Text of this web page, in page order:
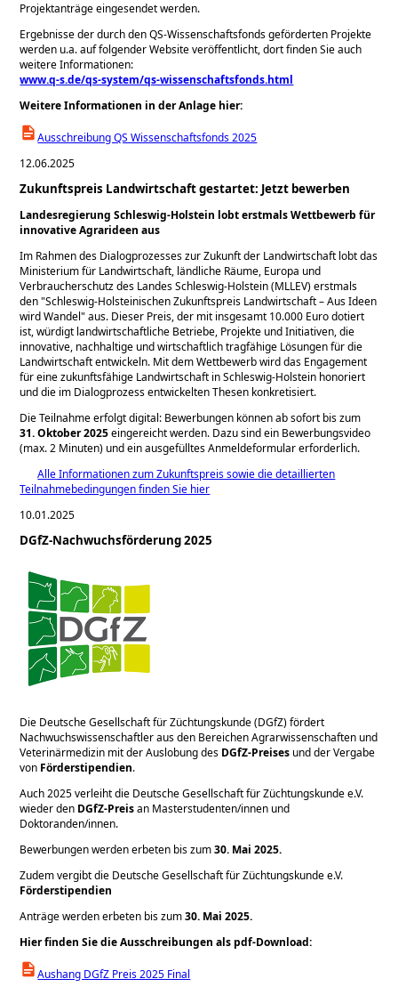
Projektanträge eingesendet werden.
Ergebnisse der durch den QS-Wissenschaftsfonds geförderten Projekte
werden u.a. auf folgender Website veröffentlicht, dort finden Sie auch
weitere Informationen:
www.q-s.de/qs-system/qs-wissenschaftsfonds.html
Weitere Informationen in der Anlage hier:
Ausschreibung QS Wissenschaftsfonds 2025
12.06.2025
Zukunftspreis Landwirtschaft gestartet: Jetzt bewerben
Landesregierung Schleswig-Holstein lobt erstmals Wettbewerb für
innovative Agrarideen aus
Im Rahmen des Dialogprozesses zur Zukunft der Landwirtschaft lobt das
Ministerium für Landwirtschaft, ländliche Räume, Europa und
Verbraucherschutz des Landes Schleswig-Holstein (MLLEV) erstmals
den Schleswig-Holsteinischen Zukunftspreis Landwirtschaft – Aus Ideen
wird Wandel aus. Dieser Preis, der mit insgesamt 10.000 Euro dotiert
ist, würdigt landwirtschaftliche Betriebe, Projekte und Initiativen, die
innovative, nachhaltige und wirtschaftlich tragfähige Lösungen für die
Landwirtschaft entwickeln. Mit dem Wettbewerb wird das Engagement
für eine zukunftsfähige Landwirtschaft in Schleswig-Holstein honoriert
und die im Dialogprozess entwickelten Thesen konkretisiert.
Die Teilnahme erfolgt digital: Bewerbungen können ab sofort bis zum
31. Oktober 2025eingereicht werden. Dazu sind ein Bewerbungsvideo
(max. 2 Minuten) und ein ausgefülltes Anmeldeformular erforderlich.
Alle Informationen zum Zukunftspreis sowie die detaillierten
Teilnahmebedingungen finden Sie hier
10.01.2025
DGfZ-Nachwuchsförderung 2025
Die Deutsche Gesellschaft für Züchtungskunde (DGfZ) fördert
Nachwuchswissenschaftler aus den Bereichen Agrarwissenschaften und
Veterinärmedizin mit der Auslobung des DGfZ-Preises und der Vergabe
von Förderstipendien.
Auch 2025 verleiht die Deutsche Gesellschaft für Züchtungskunde e.V.
wieder den DGfZ-Preisan Masterstudenten/innen und
Doktoranden/innen.
Bewerbungen werden erbeten bis zum30. Mai 2025.
Zudem vergibt die Deutsche Gesellschaft für Züchtungskunde e.V.
Förderstipendien
Anträge werden erbeten bis zum30. Mai 2025.
Hier finden Sie die Ausschreibungen als pdf-Download:
Aushang DGfZ Preis 2025 Final